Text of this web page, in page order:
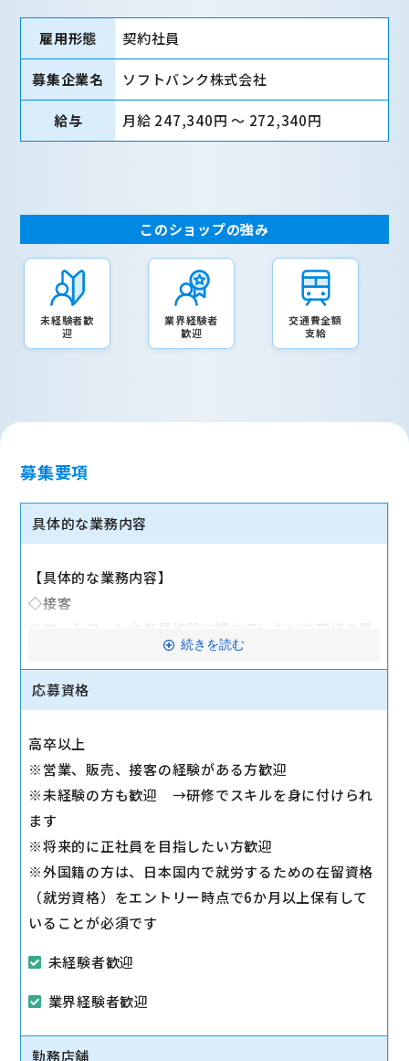
雇用形態 契約社員
募集企業名 ソフトバンク株式会社
給与 月給 247,340円 〜 272,340円
このショップの強み
未経験者歓
迎
業界経験者
歓迎
交通費全額
支給
募集要項
具体的な業務内容
【具体的な業務内容】
◇接客
スマートフォンや各種機器に慣れていないお客様の質
◇スマホ教室の開催/運営
契約への誘導、店舗の利益に繋がる積極的なアプロー
チを実施します。
◇注力サービスのご提案
スマホ教室を通して「PayPay」「Yahoo!ショッピン
グ」「LINE」など、おススメサービスを体験いただき
ながら提案します。
続きを読む
応募資格
高卒以上
※営業、販売、接客の経験がある方歓迎
※未経験の方も歓迎 →研修でスキルを身に付けられ
ます
※将来的に正社員を目指したい方歓迎
※外国籍の方は、日本国内で就労するための在留資格
（就労資格）をエントリー時点で6か月以上保有して
いることが必須です
未経験者歓迎
業界経験者歓迎
勤務店舗